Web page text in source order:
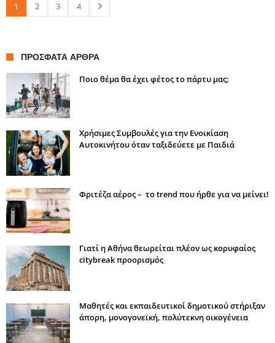
1 2 3 4
ΠΡΌΣΦΑΤΑ ΆΡΘΡΑ
Ποιο θέμα θα έχει φέτος το πάρτυ μας;
Χρήσιμες Συμβουλές για την Ενοικίαση
Αυτοκινήτου όταν ταξιδεύετε με Παιδιά
Φριτέζα αέρος – το trend που ήρθε για να μείνει!
Γιατί η Αθήνα θεωρείται πλέον ως κορυφαίος
citybreak προορισμός
Μαθητές και εκπαιδευτικοί δημοτικού στήριξαν
άπορη, μονογονεϊκή, πολύτεκνη οικογένεια